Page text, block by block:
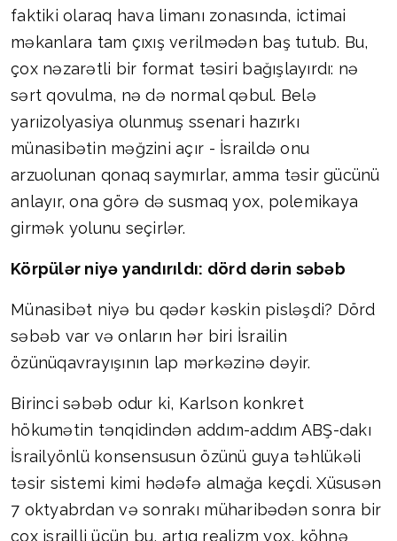
faktiki olaraq hava limanı zonasında, ictimai
məkanlara tam çıxış verilmədən baş tutub. Bu,
çox nəzarətli bir format təsiri bağışlayırdı: nə
sərt qovulma, nə də normal qəbul. Belə
yarıizolyasiya olunmuş ssenari hazırkı
münasibətin məğzini açır - İsraildə onu
arzuolunan qonaq saymırlar, amma təsir gücünü
anlayır, ona görə də susmaq yox, polemikaya
girmək yolunu seçirlər.
Körpülər niyə yandırıldı: dörd dərin səbəb
Münasibət niyə bu qədər kəskin pisləşdi? Dörd
səbəb var və onların hər biri İsrailin
özünüqavrayışının lap mərkəzinə dəyir.
Birinci səbəb odur ki, Karlson konkret
hökumətin tənqidindən addım-addım ABŞ-dakı
İsrailyönlü konsensusun özünü guya təhlükəli
təsir sistemi kimi hədəfə almağa keçdi. Xüsusən
7 oktyabrdan və sonrakı müharibədən sonra bir
çox israilli üçün bu, artıq realizm yox, köhnə